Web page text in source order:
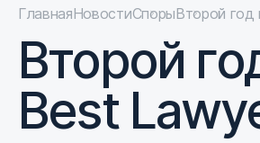
ГлавнаяНовостиСпорыВторой год
Второй
Best